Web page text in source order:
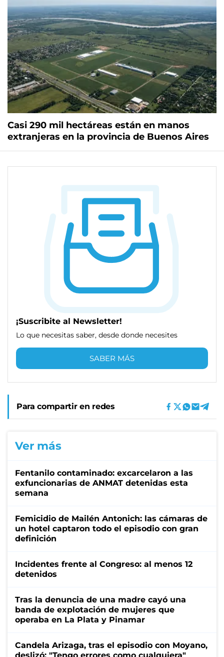
Casi 290 mil hectáreas están en manos
extranjeras en la provincia de Buenos Aires
¡Suscribite al Newsletter!
Lo que necesitas saber, desde donde necesites
SABER MÁS
Para compartir en redes
Ver más
Fentanilo contaminado: excarcelaron a las
exfuncionarias de ANMAT detenidas esta
semana
Femicidio de Mailén Antonich: las cámaras de
un hotel captaron todo el episodio con gran
definición
Incidentes frente al Congreso: al menos 12
detenidos
Tras la denuncia de una madre cayó una
banda de explotación de mujeres que
operaba en La Plata y Pinamar
Candela Arizaga, tras el episodio con Moyano,